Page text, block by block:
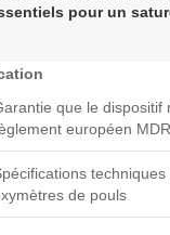
pour un
que le dispositif
européen
techniques
de pouls